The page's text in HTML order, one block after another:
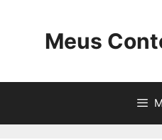
Meus